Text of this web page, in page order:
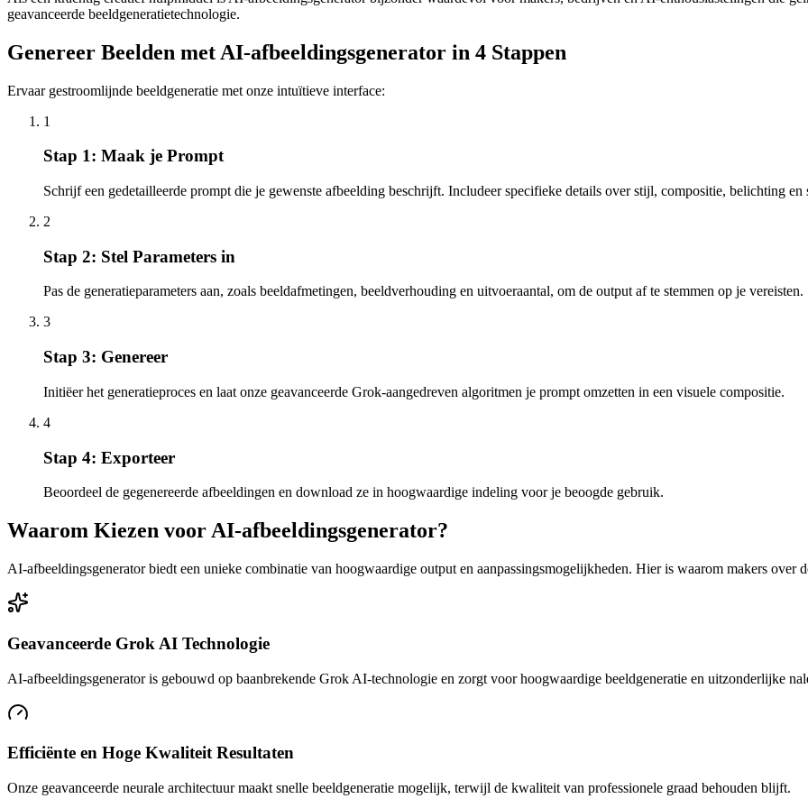
geavanceerde beeldgeneratietechnologie.
Genereer Beelden met AI-afbeeldingsgenerator in 4 Stappen
Ervaar gestroomlijnde beeldgeneratie met onze intuïtieve interface:
1
Stap 1: Maak je Prompt
Schrijf een gedetailleerde prompt die je gewenste afbeelding beschrijft. Includeer specifieke details over stijl, compositie, belichting
2
Stap 2: Stel Parameters in
Pas de generatieparameters aan, zoals beeldafmetingen, beeldverhouding en uitvoeraantal, om de output af te stemmen op je vereisten.
3
Stap 3: Genereer
Initiëer het generatieproces en laat onze geavanceerde Grok-aangedreven algoritmen je prompt omzetten in een visuele compositie.
4
Stap 4: Exporteer
Beoordeel de gegenereerde afbeeldingen en download ze in hoogwaardige indeling voor je beoogde gebruik.
Waarom Kiezen voor AI-afbeeldingsgenerator?
AI-afbeeldingsgenerator biedt een unieke combinatie van hoogwaardige output en aanpassingsmogelijkheden. Hier is waarom makers over
Geavanceerde Grok AI Technologie
AI-afbeeldingsgenerator is gebouwd op baanbrekende Grok AI-technologie en zorgt voor hoogwaardige beeldgeneratie en uitzonderlijke
Efficiënte en Hoge Kwaliteit Resultaten
Onze geavanceerde neurale architectuur maakt snelle beeldgeneratie mogelijk, terwijl de kwaliteit van professionele graad behouden blijft.